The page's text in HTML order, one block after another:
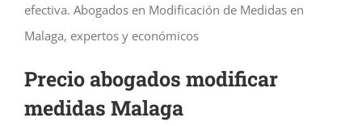
efectiva. Abogados en Modificación de Medidas en
Malaga, expertos y económicos
Precio abogados modificar
medidas Malaga